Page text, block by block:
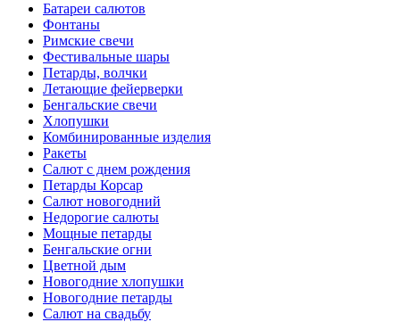
Батареи салютов
Фонтаны
Римские свечи
Фестивальные шары
Петарды, волчки
Летающие фейерверки
Бенгальские свечи
Хлопушки
Комбинированные изделия
Ракеты
Салют с днем рождения
Петарды Корсар
Салют новогодний
Недорогие салюты
Мощные петарды
Бенгальские огни
Цветной дым
Новогодние хлопушки
Новогодние петарды
Салют на свадьбу